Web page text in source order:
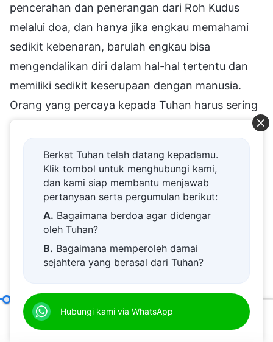
pencerahan dan penerangan dari Roh Kudus
melalui doa, dan hanya jika engkau memahami
sedikit kebenaran, barulah engkau bisa
mengendalikan diri dalam hal-hal tertentu dan
memiliki sedikit keserupaan dengan manusia.
Orang yang percaya kepada Tuhan harus sering
membaca firman-Nya, memberikan penekanan
dengan begitu orang bisa mengalami kemajuan,
melakukan perubahan, dan hidup dalam sedikit
keserupaan dengan manusia. Jika engkau hanya
berbicara tentang mengenal diri sendiri dan
itu tidak baik; tanpa pekerjaan Roh Kudus, itu
tidak berusaha memahami bagaimana, tepatnya,
cara Roh Kudus bekerja dan menggerakkan
Berkat Tuhan telah datang kepadamu.
Klik tombol untuk menghubungi kami,
dan kami siap membantu menjawab
pertanyaan serta pergumulan berikut:
A. Bagaimana berdoa agar didengar
oleh Tuhan?
B. Bagaimana memperoleh damai
sejahtera yang berasal dari Tuhan?
D.
dekat kepada Tuhan.
E.Bagaimana menyambut kedatangan
Hubungi kami via WhatsApp